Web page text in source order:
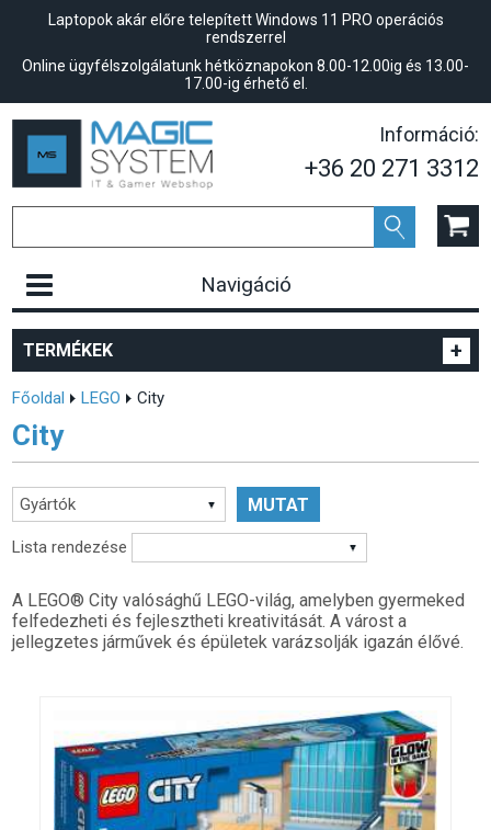
Laptopok akár előre telepített Windows 11 PRO operációs
rendszerrel
Online ügyfélszolgálatunk hétköznapokon 8.00-12.00ig és 13.00-
17.00-ig érhető el.
Információ:
+36 20 271 3312
Navigáció
TERMÉKEK +
Főoldal LEGO City
City
Gyártók
Lista rendezése
A LEGO® City valósághű LEGO-világ, amelyben gyermeked
felfedezheti és fejlesztheti kreativitását. A várost a
jellegzetes járművek és épületek varázsolják igazán élővé.